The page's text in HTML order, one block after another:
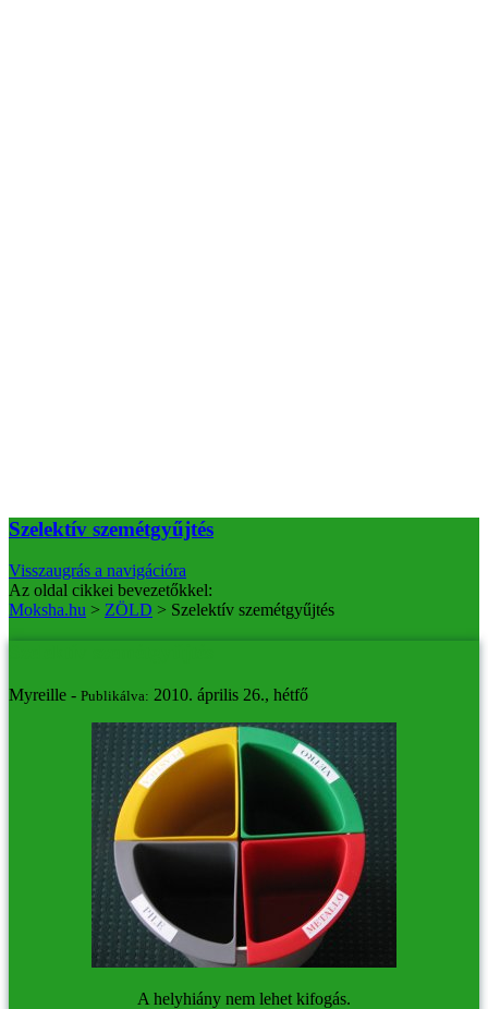
Szelektív szemétgyűjtés
Visszaugrás a navigációra
Az oldal cikkei bevezetőkkel:
Moksha.hu > ZÖLD > Szelektív szemétgyűjtés
Myreille - Publikálva: 2010. április 26., hétfő
A helyhiány nem lehet kifogás.